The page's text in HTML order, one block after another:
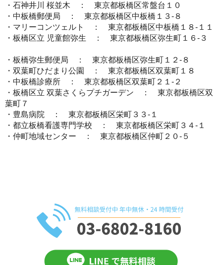
・石神井川 桜並木 ： 東京都板橋区常盤台１０
・中板橋郵便局 ： 東京都板橋区中板橋１３-８
・マリーコンツェルト ： 東京都板橋区中板橋１８-１１
・板橋区立 児童館弥生 ： 東京都板橋区弥生町１６-３
・板橋弥生郵便局 ： 東京都板橋区弥生町１２-８
・双葉町ひだまり公園 ： 東京都板橋区双葉町１８
・中板橋診療所 ： 東京都板橋区双葉町２１-２
・板橋区立 双葉さくらプチガーデン ： 東京都板橋区双
葉町７
・豊島病院 ： 東京都板橋区栄町３３-１
・都立板橋看護専門学校 ： 東京都板橋区栄町３４-１
・仲町地域センター ： 東京都板橋区仲町２０-５